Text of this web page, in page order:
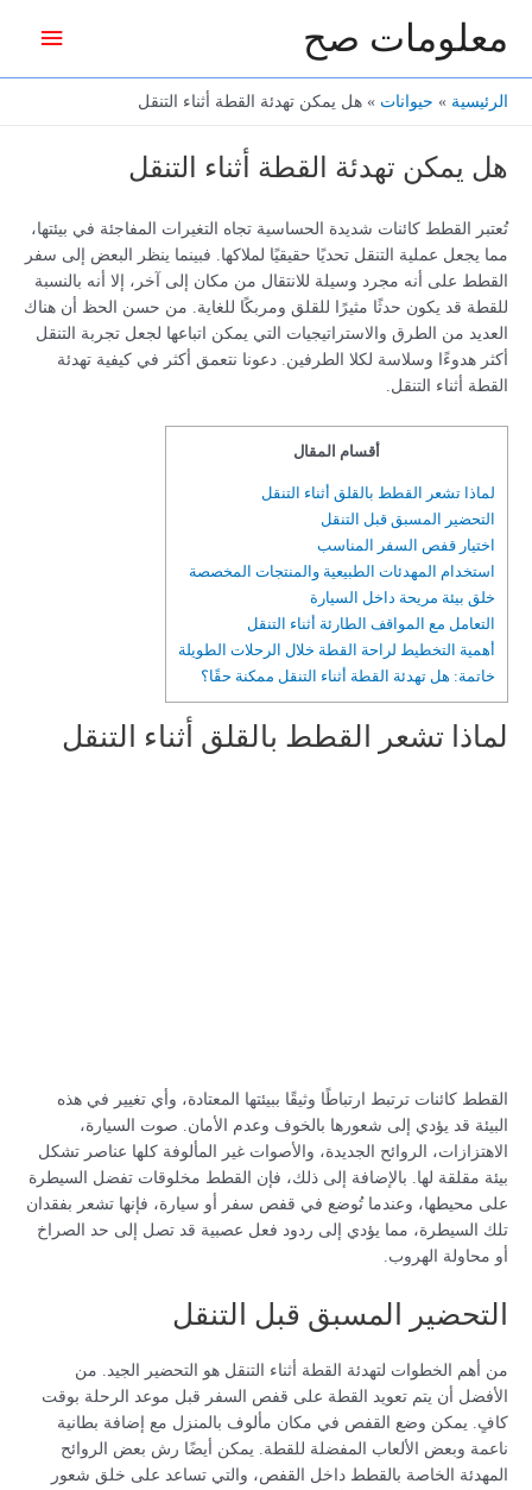
معلومات صح
الرئيسية حيوانات هل يمكن تهدئة القطة أثناء التنقل
هل يمكن تهدئة القطة أثناء التنقل
تُعتبر القطط كائنات شديدة الحساسية تجاه التغيرات المفاجئة في بيئتها،
مما يجعل عملية التنقل تحديًا حقيقيًا لملاكها. فبينما ينظر البعض إلى سفر
القطط على أنه مجرد وسيلة للانتقال من مكان إلى آخر، إلا أنه بالنسبة
للقطة قد يكون حدثًا مثيرًا للقلق ومربكًا للغاية. من حسن الحظ أن هناك
العديد من الطرق والاستراتيجيات التي يمكن اتباعها لجعل تجربة التنقل
أكثر هدوءًا وسلاسة لكلا الطرفين. دعونا نتعمق أكثر في كيفية تهدئة
القطة أثناء التنقل.
أقسام المقال
لماذا تشعر القطط بالقلق أثناء التنقل
التحضير المسبق قبل التنقل
اختيار قفص السفر المناسب
استخدام المهدئات الطبيعية والمنتجات المخصصة
خلق بيئة مريحة داخل السيارة
التعامل مع المواقف الطارئة أثناء التنقل
أهمية التخطيط لراحة القطة خلال الرحلات الطويلة
خاتمة: هل تهدئة القطة أثناء التنقل ممكنة حقًا؟
لماذا تشعر القطط بالقلق أثناء التنقل
القطط كائنات ترتبط ارتباطًا وثيقًا ببيئتها المعتادة، وأي تغيير في هذه
البيئة قد يؤدي إلى شعورها بالخوف وعدم الأمان. صوت السيارة،
الاهتزازات، الروائح الجديدة، والأصوات غير المألوفة كلها عناصر تشكل
بيئة مقلقة لها. بالإضافة إلى ذلك، فإن القطط مخلوقات تفضل السيطرة
على محيطها، وعندما تُوضع في قفص سفر أو سيارة، فإنها تشعر بفقدان
تلك السيطرة، مما يؤدي إلى ردود فعل عصبية قد تصل إلى حد الصراخ
أو محاولة الهروب.
التحضير المسبق قبل التنقل
من أهم الخطوات لتهدئة القطة أثناء التنقل هو التحضير الجيد. من
الأفضل أن يتم تعويد القطة على قفص السفر قبل موعد الرحلة بوقت
كافٍ. يمكن وضع القفص في مكان مألوف بالمنزل مع إضافة بطانية
ناعمة وبعض الألعاب المفضلة للقطة. يمكن أيضًا رش بعض الروائح
المهدئة الخاصة بالقطط داخل القفص، والتي تساعد على خلق شعور